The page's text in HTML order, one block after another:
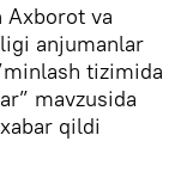
Axborot va
anjumanlar
tizimida
mavzusida
qildi